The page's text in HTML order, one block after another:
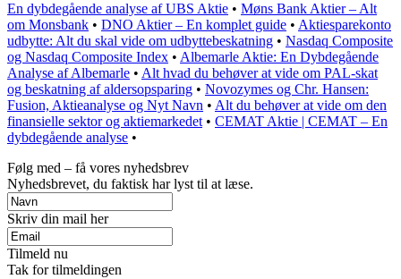
En dybdegående analyse af UBS Aktie • Møns Bank Aktier – Alt
om Monsbank • DNO Aktier – En komplet guide • Aktiesparekonto
udbytte: Alt du skal vide om udbyttebeskatning • Nasdaq Composite
og Nasdaq Composite Index • Albemarle Aktie: En Dybdegående
Analyse af Albemarle • Alt hvad du behøver at vide om PAL-skat
og beskatning af aldersopsparing • Novozymes og Chr. Hansen:
Fusion, Aktieanalyse og Nyt Navn • Alt du behøver at vide om den
finansielle sektor og aktiemarkedet • CEMAT Aktie | CEMAT – En
dybdegående analyse •
Følg med – få vores nyhedsbrev
Nyhedsbrevet, du faktisk har lyst til at læse.
Skriv din mail her
Tilmeld nu
Tak for tilmeldingen